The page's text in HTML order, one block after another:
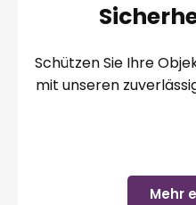
Schützen Sie Ihre
mit unseren
Mehr